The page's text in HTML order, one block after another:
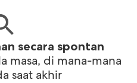
secara spontan
masa, di mana-mana
saat akhir